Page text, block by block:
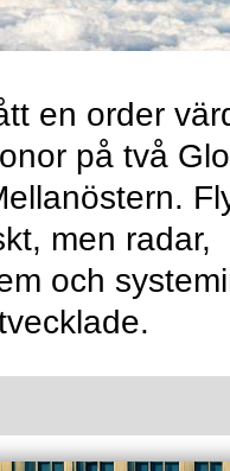
en order
på två
men radar,
och